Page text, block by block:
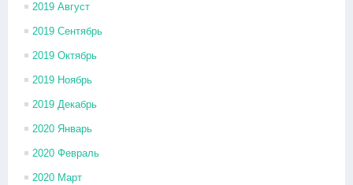
2019 Август
2019 Сентябрь
2019 Октябрь
2019 Ноябрь
2019 Декабрь
2020 Январь
2020 Февраль
2020 Март